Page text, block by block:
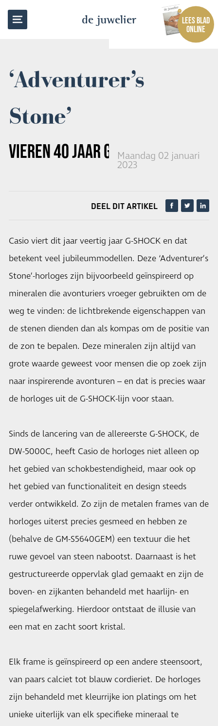
de juwelier
LEES BLAD
ONLINE
‘Adventurer’s
Stone’
VIEREN 40 JAAR G-SHOCKMaandag 02 januari
2023
TERUG NAAR OVERZICHT
DEEL DIT ARTIKEL
Casio viert dit jaar veertig jaar G-SHOCK en dat
betekent veel jubileummodellen. Deze ‘Adventurer’s
Stone’-horloges zijn bijvoorbeeld geïnspireerd op
mineralen die avonturiers vroeger gebruikten om de
weg te vinden: de lichtbrekende eigenschappen van
de stenen dienden dan als kompas om de positie van
de zon te bepalen. Deze mineralen zijn altijd van
grote waarde geweest voor mensen die op zoek zijn
naar inspirerende avonturen – en dat is precies waar
de horloges uit de G-SHOCK-lijn voor staan.
Sinds de lancering van de allereerste G-SHOCK, de
DW-5000C, heeft Casio de horloges niet alleen op
het gebied van schokbestendigheid, maar ook op
het gebied van functionaliteit en design steeds
verder ontwikkeld. Zo zijn de metalen frames van de
horloges uiterst precies gesmeed en hebben ze
(behalve de GM-S5640GEM) een textuur die het
ruwe gevoel van steen nabootst. Daarnaast is het
gestructureerde oppervlak glad gemaakt en zijn de
boven- en zijkanten behandeld met haarlijn- en
spiegelafwerking. Hierdoor ontstaat de illusie van
een mat en zacht soort kristal.
Elk frame is geïnspireerd op een andere steensoort,
van paars calciet tot blauw cordieriet. De horloges
zijn behandeld met kleurrijke ion platings om het
unieke uiterlijk van elk specifieke mineraal te